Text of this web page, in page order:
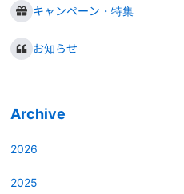
キャンペーン・特集
お知らせ
Archive
2026
2025